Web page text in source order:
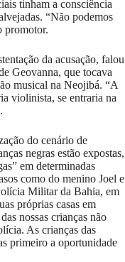
tinham a consciência
“Não podemos
promotor.
da acusação, falou
Geovanna, que tocava
musical na Neojibá. “A
violinista, se entraria na
do cenário de
negras estão expostas,
em determinadas
como do menino Joel e
Militar da Bahia, em
próprias casas em
nossas crianças não
As crianças das
primeiro a oportunidade